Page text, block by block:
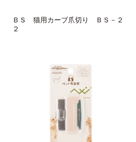
ＢＳ 猫用カーブ爪切り ＢＳ－２
２